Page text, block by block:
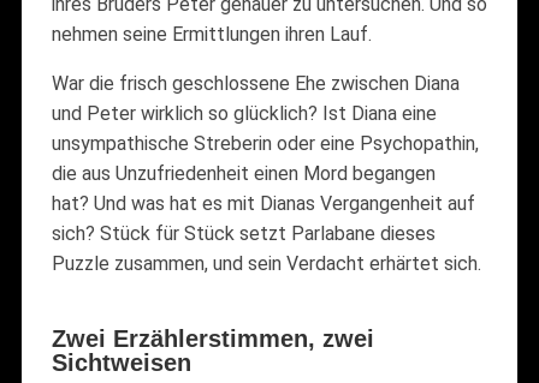
nehmen seine Ermittlungen ihren Lauf.
War die frisch geschlossene Ehe zwischen Diana
und Peter wirklich so glücklich? Ist Diana eine
unsympathische Streberin oder eine Psychopathin,
die aus Unzufriedenheit einen Mord begangen
hat? Und was hat es mit Dianas Vergangenheit auf
sich? Stück für Stück setzt Parlabane dieses
Puzzle zusammen, und sein Verdacht erhärtet sich.
Zwei Erzählerstimmen, zwei
Sichtweisen